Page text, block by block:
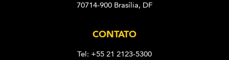
70714-900 Brasília, DF
CONTATO
Tel: +55 21 2123-5300